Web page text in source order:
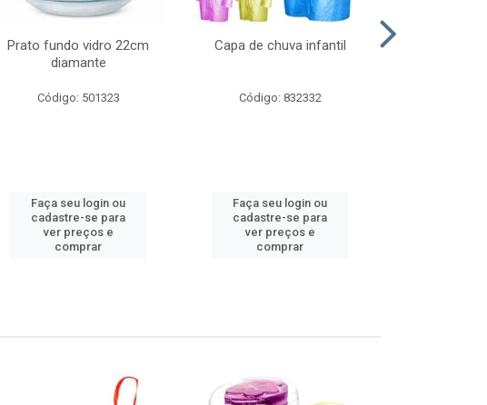
Prato fundo vidro 22cm
diamante
Código: 501323
Faça seu login ou
cadastre-se para
ver preços e
comprar
Capa de chuva infantil
Código: 832332
Faça seu login ou
cadastre-se para
ver preços e
comprar